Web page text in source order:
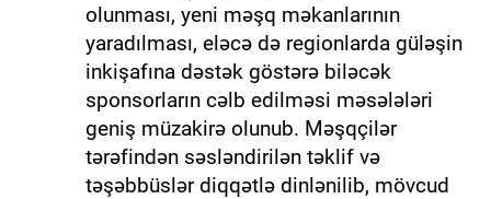
olunması, yeni məşq məkanlarının
yaradılması, eləcə də regionlarda güləşin
inkişafına dəstək göstərə biləcək
sponsorların cəlb edilməsi məsələləri
geniş müzakirə olunub. Məşqçilər
tərəfindən səsləndirilən təklif və
təşəbbüslər diqqətlə dinlənilib, mövcud